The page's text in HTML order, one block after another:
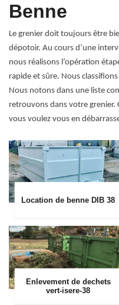
Benne
Le grenier doit toujours être
dépotoir. Au cours d’une
nous réalisons l’opération
rapide et sûre. Nous
Nous notons dans une liste
retrouvons dans votre grenier.
vous voulez vous en
Location de benne DIB 38
Enlevement de dechets
vert-isere-38